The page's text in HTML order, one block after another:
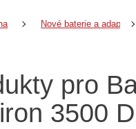
Nové baterie a adaptéry
pro
3500